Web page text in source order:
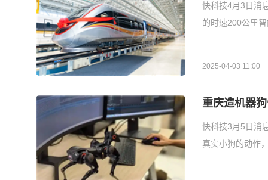
快科技4月3日消
的时速200公里
2025-04-03 11:00
重庆造机器
快科技3月5日消
真实小狗的动作